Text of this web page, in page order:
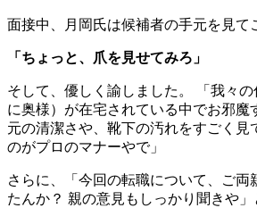
面接中、月岡氏は候補者の手元を見て
「ちょっと、爪を見せてみろ」
そして、優しく諭しました。 「我々
に奥様）が在宅されている中でお邪魔
元の清潔さや、靴下の汚れをすごく見
のがプロのマナーやで」
さらに、「今回の転職について、ご両
たんか？ 親の意見もしっかり聞きや